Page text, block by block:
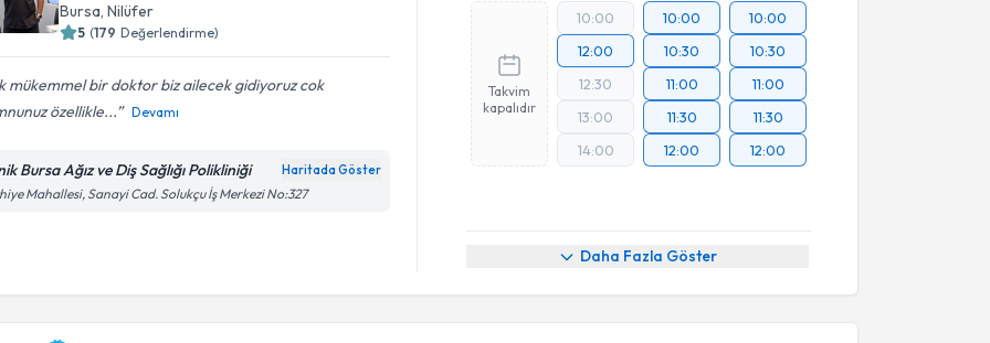
Bursa,Nilüfer
5 (179 Değerlendirme)
mükemmel bir doktor biz ailecek gidiyoruz cok
özellikle...
Devamı
Bursa Ağız ve Diş Sağlığı Polikliniği Haritada Göster
Mahallesi, Sanayi Cad. Solukçu İş Merkezi No:327
Takvim
kapalıdır
10:00
12:00
12:30
13:00
14:00
10:00
10:30
11:00
11:30
12:00
10:00
10:30
11:00
11:30
12:00
Daha Fazla Göster